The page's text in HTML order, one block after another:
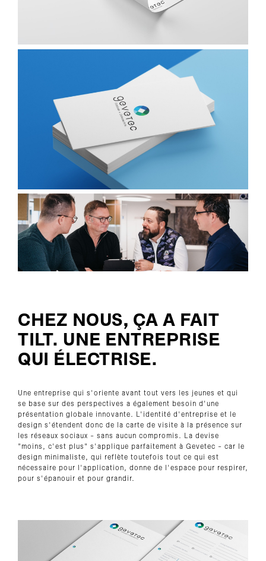
CHEZ NOUS, ÇA A FAIT
TILT. UNE ENTREPRISE
QUI ÉLECTRISE.
Une entreprise qui s'oriente avant tout vers les jeunes et qui
se base sur des perspectives a également besoin d'une
présentation globale innovante. L'identité d'entreprise et le
design s'étendent donc de la carte de visite à la présence sur
les réseaux sociaux - sans aucun compromis. La devise
"moins, c'est plus" s'applique parfaitement à Gevetec - car le
design minimaliste, qui reflète toutefois tout ce qui est
nécessaire pour l'application, donne de l'espace pour respirer,
pour s'épanouir et pour grandir.